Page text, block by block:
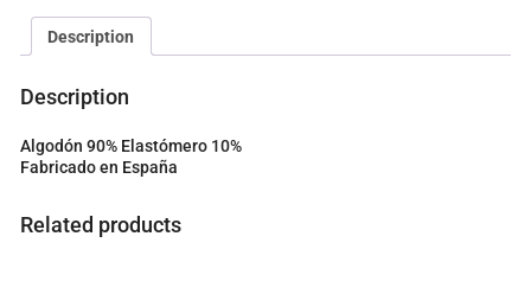
o
t
o
a
Description
Description
Algodón 90% Elastómero 10%
Fabricado en España
Related products